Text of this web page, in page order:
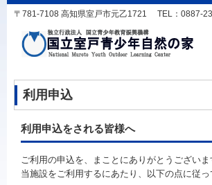
〒781-7108 高知県室戸市元乙1721 TEL：0887-
利用申込
利用申込をされる皆様へ
ご利用の申込を、まことにありがとうございま
当施設をご利用するにあたり、以下の点に従